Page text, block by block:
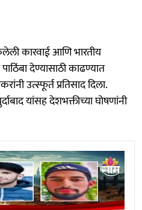
कारवाई आणि भारतीय
देण्यासाठी काढण्यात
उत्स्फूर्त प्रतिसाद दिला.
यांसह देशभक्तीच्या घोषणांनी